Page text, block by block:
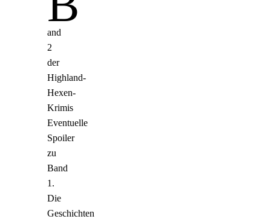
and
2
der
Highland-
Hexen-
Krimis
Eventuelle
Spoiler
zu
Band
1.
Die
Geschichten